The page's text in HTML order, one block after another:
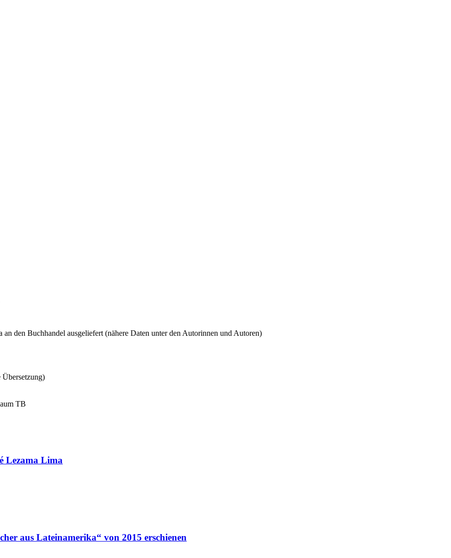
den Buchhandel ausgeliefert (nähere Daten unter den Autorinnen und Autoren)
Übersetzung)
TB
Lezama Lima
aus Lateinamerika“ von 2015 erschienen